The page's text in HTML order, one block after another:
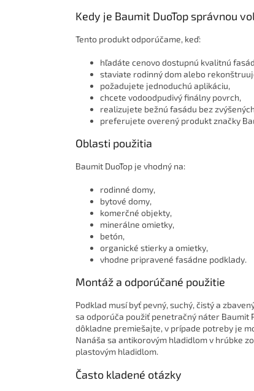
Kedy je Baumit DuoTop správnou
Tento produkt odporúčame, keď:
hľadáte cenovo dostupnú kvalitnú
staviate rodinný dom alebo
požadujete jednoduchú aplikáciu,
chcete vodoodpudivý finálny povrch,
realizujete bežnú fasádu bez
preferujete overený produkt značky
Oblasti použitia
Baumit DuoTop je vhodný na:
rodinné domy,
bytové domy,
komerčné objekty,
minerálne omietky,
betón,
organické stierky a omietky,
vhodne pripravené fasádne podklady.
Montáž a odporúčané použitie
Podklad musí byť pevný, suchý, čistý a
sa odporúča použiť penetračný náter Baumit
dôkladne premiešajte, v prípade potreby je
Nanáša sa antikorovým hladidlom v hrúbke
plastovým hladidlom.
Často kladené otázky